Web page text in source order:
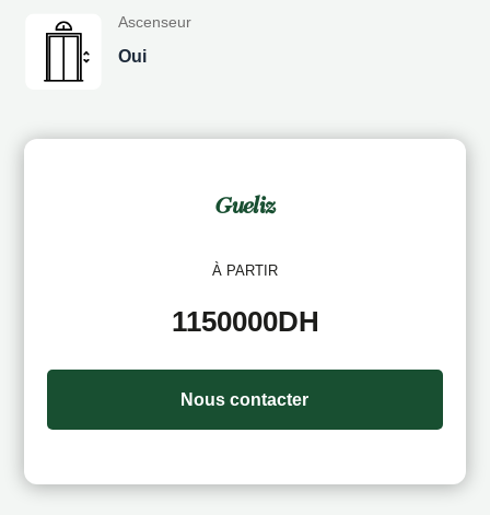
Ascenseur
Oui
Gueliz
À PARTIR
1150000DH
Nous contacter